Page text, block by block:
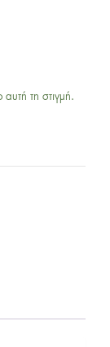
αυτή τη στιγμή.